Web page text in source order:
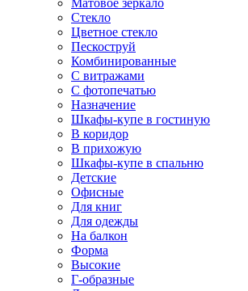
Матовое зеркало
Стекло
Цветное стекло
Пескоструй
Комбинированные
С витражами
С фотопечатью
Назначение
Шкафы-купе в гостиную
В коридор
В прихожую
Шкафы-купе в спальню
Детские
Офисные
Для книг
Для одежды
На балкон
Форма
Высокие
Г-образные